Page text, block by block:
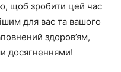
щоб зробити цей час
для вас та вашого
здоров’ям,
досягненнями!